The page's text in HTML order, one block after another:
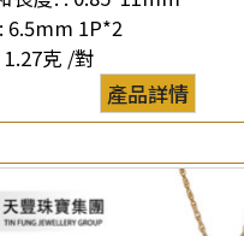
查詢
公司名稱
*e-mail
6.5mm 1P*2
1.27克 /對
產品詳情